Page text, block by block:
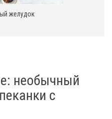
желудок
необычный
с